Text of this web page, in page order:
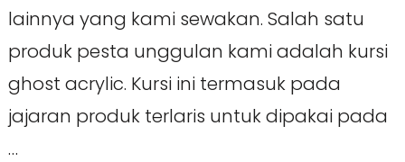
lainnya yang kami sewakan. Salah satu
produk pesta unggulan kami adalah kursi
ghost acrylic. Kursi ini termasuk pada
jajaran produk terlaris untuk dipakai pada
…